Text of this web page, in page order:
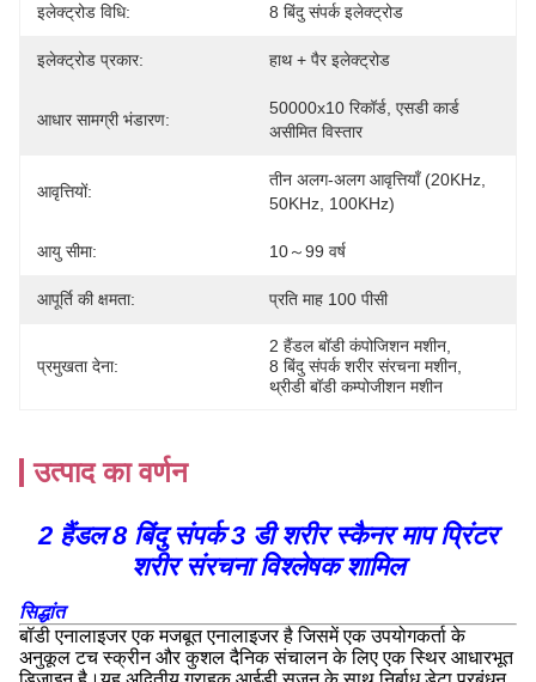
इलेक्ट्रोड विधि: 8 बिंदु संपर्क इलेक्ट्रोड
इलेक्ट्रोड प्रकार: हाथ + पैर इलेक्ट्रोड
आधार सामग्री भंडारण:
50000x10 रिकॉर्ड, एसडी कार्ड
असीमित विस्तार
आवृत्तियों:
तीन अलग-अलग आवृत्तियाँ (20KHz,
50KHz, 100KHz)
आयु सीमा: 10～99 वर्ष
आपूर्ति की क्षमता: प्रति माह 100 पीसी
प्रमुखता देना:
2 हैंडल बॉडी कंपोजिशन मशीन
8 बिंदु संपर्क शरीर संरचना मशीन
थ्रीडी बॉडी कम्पोजीशन मशीन
उत्पाद का वर्णन
2 हैंडल 8 बिंदु संपर्क 3 डी शरीर स्कैनर माप प्रिंटर
शरीर संरचना विश्लेषक शामिल
सिद्धांत
बॉडी एनालाइजर एक मजबूत एनालाइजर है जिसमें एक उपयोगकर्ता के
अनुकूल टच स्क्रीन और कुशल दैनिक संचालन के लिए एक स्थिर आधारभूत